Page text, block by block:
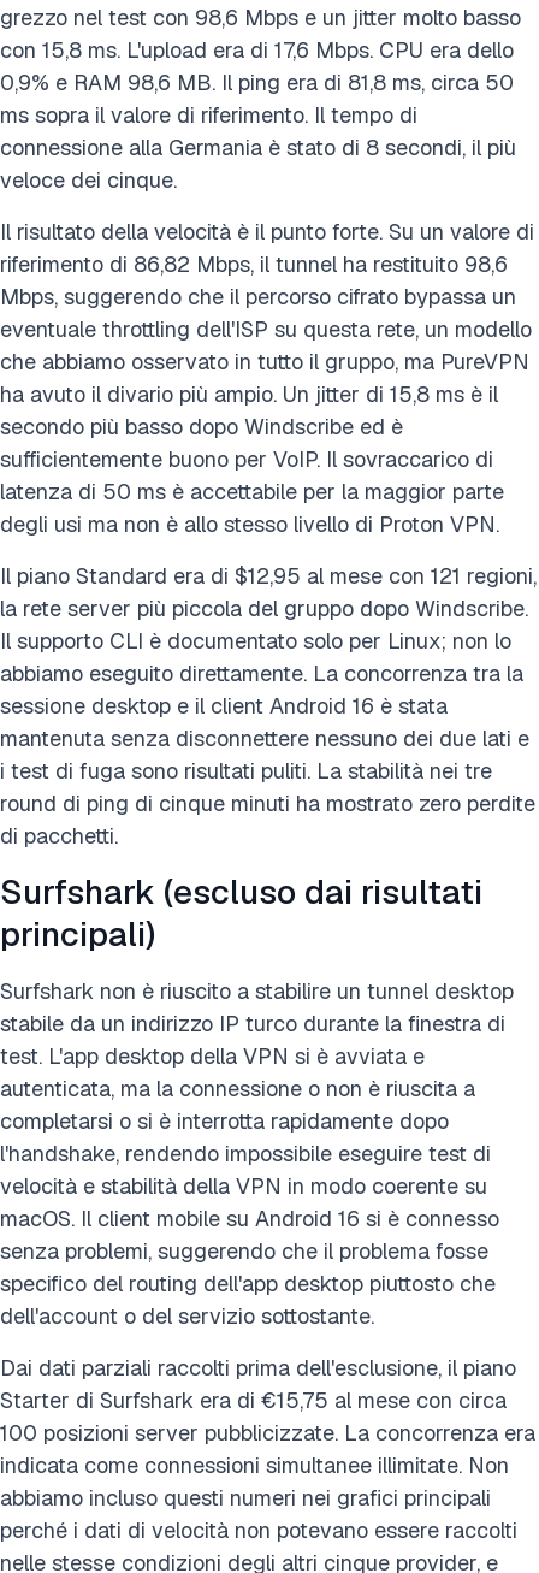
grezzo nel test con 98,6 Mbps e un jitter molto basso
con 15,8 ms. L'upload era di 17,6 Mbps. CPU era dello
0,9% e RAM 98,6 MB. Il ping era di 81,8 ms, circa 50
ms sopra il valore di riferimento. Il tempo di
connessione alla Germania è stato di 8 secondi, il più
veloce dei cinque.
Il risultato della velocità è il punto forte. Su un valore di
riferimento di 86,82 Mbps, il tunnel ha restituito 98,6
Mbps, suggerendo che il percorso cifrato bypassa un
eventuale throttling dell'ISP su questa rete, un modello
che abbiamo osservato in tutto il gruppo, ma PureVPN
ha avuto il divario più ampio. Un jitter di 15,8 ms è il
secondo più basso dopo Windscribe ed è
sufficientemente buono per VoIP. Il sovraccarico di
latenza di 50 ms è accettabile per la maggior parte
degli usi ma non è allo stesso livello di Proton VPN.
Il piano Standard era di $12,95 al mese con 121 regioni,
la rete server più piccola del gruppo dopo Windscribe.
Il supporto CLI è documentato solo per Linux; non lo
abbiamo eseguito direttamente. La concorrenza tra la
sessione desktop e il client Android 16 è stata
mantenuta senza disconnettere nessuno dei due lati e
i test di fuga sono risultati puliti. La stabilità nei tre
round di ping di cinque minuti ha mostrato zero perdite
di pacchetti.
Surfshark (escluso dai risultati
principali)
Surfshark non è riuscito a stabilire un tunnel desktop
stabile da un indirizzo IP turco durante la finestra di
test. L'app desktop della VPN si è avviata e
autenticata, ma la connessione o non è riuscita a
completarsi o si è interrotta rapidamente dopo
l'handshake, rendendo impossibile eseguire test di
velocità e stabilità della VPN in modo coerente su
macOS. Il client mobile su Android 16 si è connesso
senza problemi, suggerendo che il problema fosse
specifico del routing dell'app desktop piuttosto che
dell'account o del servizio sottostante.
Dai dati parziali raccolti prima dell'esclusione, il piano
Starter di Surfshark era di €15,75 al mese con circa
100 posizioni server pubblicizzate. La concorrenza era
indicata come connessioni simultanee illimitate. Non
abbiamo incluso questi numeri nei grafici principali
perché i dati di velocità non potevano essere raccolti
nelle stesse condizioni degli altri cinque provider, e